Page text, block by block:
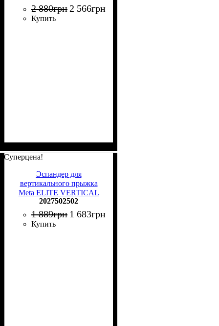
2 880грн 2 566грн
Купить
Суперцена!
Эспандер для
вертикального прыжка
Meta ELITE VERTICAL
JUMPING SYSTEM черно-
красный 2027502502
2027502502
1 889грн 1 683грн
Купить